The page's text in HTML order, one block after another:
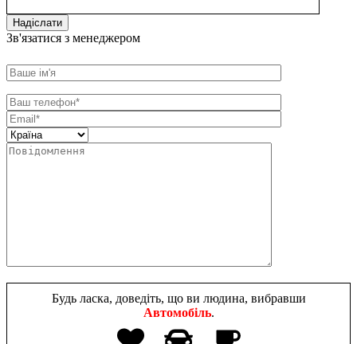
Зв'язатися з менеджером
Будь ласка, доведіть, що ви людина, вибравши
Автомобіль.